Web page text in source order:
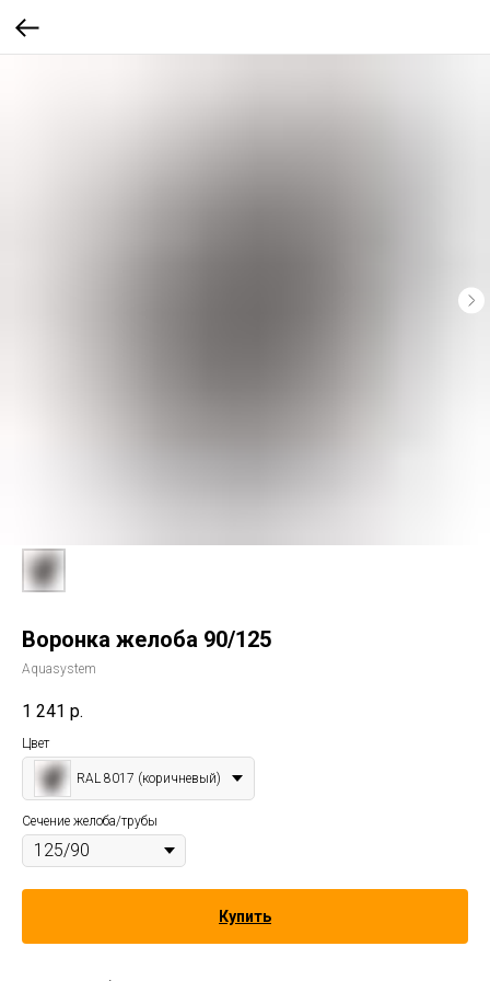
Воронка желоба 90/125
Aquasystem
1 241 р.
Цвет
RAL 8017 (коричневый)
Сечение желоба/трубы
Купить